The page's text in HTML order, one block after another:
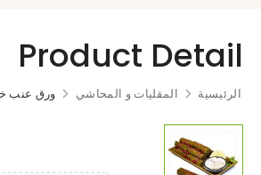
Product Detail
الرئيسية المقليات و المحاشي ورق عنب